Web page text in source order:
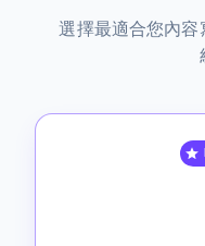
選擇最適合您內